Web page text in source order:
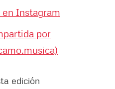
Instagram
por
edición